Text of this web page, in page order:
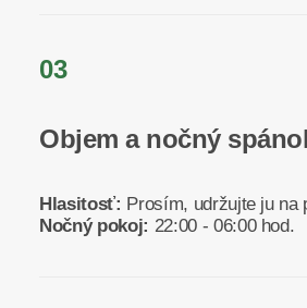
03
Objem a nočný
Hlasitosť: Prosím, udržujte ju na
Nočný pokoj: 22:00 - 06:00 hod.